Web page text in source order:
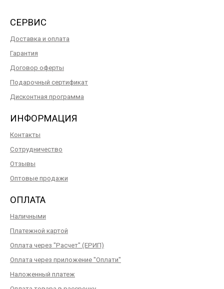
СЕРВИС
Доставка и оплата
Гарантия
Договор оферты
Подарочный сертификат
Дисконтная программа
ИНФОРМАЦИЯ
Контакты
Сотрудничество
Отзывы
Оптовые продажи
ОПЛАТА
Наличными
Платежной картой
Оплата через "Расчет" (ЕРИП)
Оплата через приложение "Оплати"
Наложенный платеж